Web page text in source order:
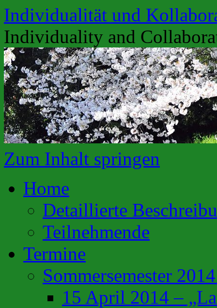
Individualität und
Individuality and
Zum Inhalt springen
Home
Detaillierte
Teilnehmende
Termine
Sommersemester
15 April 2014 –